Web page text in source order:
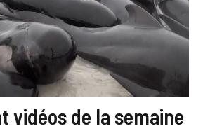
vidéos de la semaine